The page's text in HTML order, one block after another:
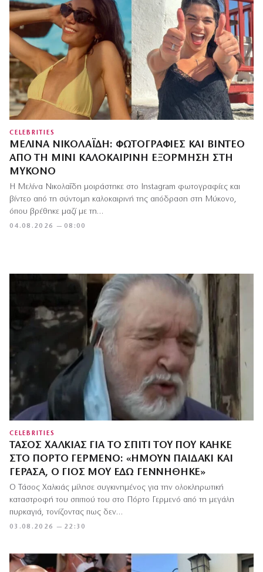
CELEBRITIES
ΜΕΛΊΝΑ ΝΙΚΟΛΑΪ́ΔΗ: ΦΩΤΟΓΡΑΦΊΕΣ ΚΑΙ ΒΊΝΤΕΟ
ΑΠΌ ΤΗ ΜΊΝΙ ΚΑΛΟΚΑΙΡΙΝΉ ΕΞΌΡΜΗΣΗ ΣΤΗ
ΜΎΚΟΝΟ
04.08.2026 — 08:00
Η Μελίνα Νικολαΐδη μοιράστηκε στο Instagram φωτογραφίες και
βίντεο από τη σύντομη καλοκαιρινή της απόδραση στη Μύκονο,
όπου βρέθηκε μαζί με τη…
CELEBRITIES
ΤΆΣΟΣ ΧΑΛΚΙΆΣ ΓΙΑ ΤΟ ΣΠΊΤΙ ΤΟΥ ΠΟΥ ΚΆΗΚΕ
ΣΤΟ ΠΌΡΤΟ ΓΕΡΜΕΝΌ: «ΉΜΟΥΝ ΠΑΙΔΆΚΙ ΚΑΙ
ΓΈΡΑΣΑ, Ο ΓΙΟΣ ΜΟΥ ΕΔΏ ΓΕΝΝΉΘΗΚΕ»
03.08.2026 — 22:30
Ο Τάσος Χαλκιάς μίλησε συγκινημένος για την ολοκληρωτική
καταστροφή του σπιτιού του στο Πόρτο Γερμενό από τη μεγάλη
πυρκαγιά, τονίζοντας πως δεν…